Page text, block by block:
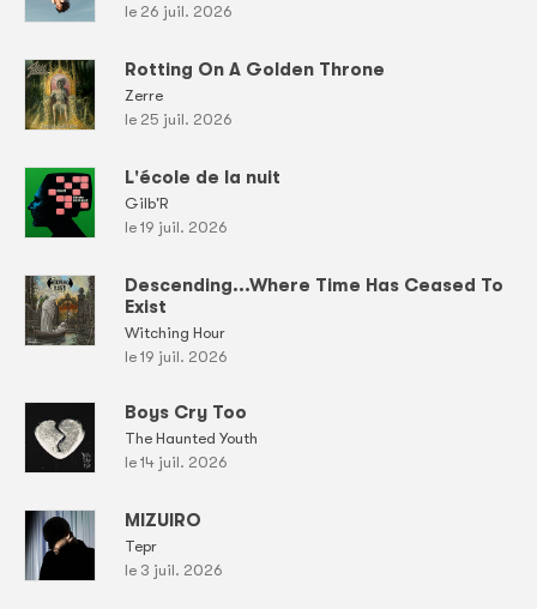
le 26 juil. 2026
Rotting On A Golden Throne
Zerre
le 25 juil. 2026
L'école de la nuit
Gilb'R
le 19 juil. 2026
Descending...Where Time Has Ceased To
Exist
Witching Hour
le 19 juil. 2026
Boys Cry Too
The Haunted Youth
le 14 juil. 2026
MIZUIRO
Tepr
le 3 juil. 2026